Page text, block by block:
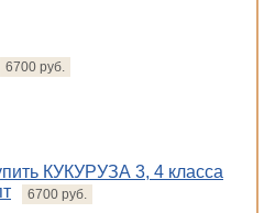
6700 руб.
КУКУРУЗА 3, 4 класса
6700 руб.